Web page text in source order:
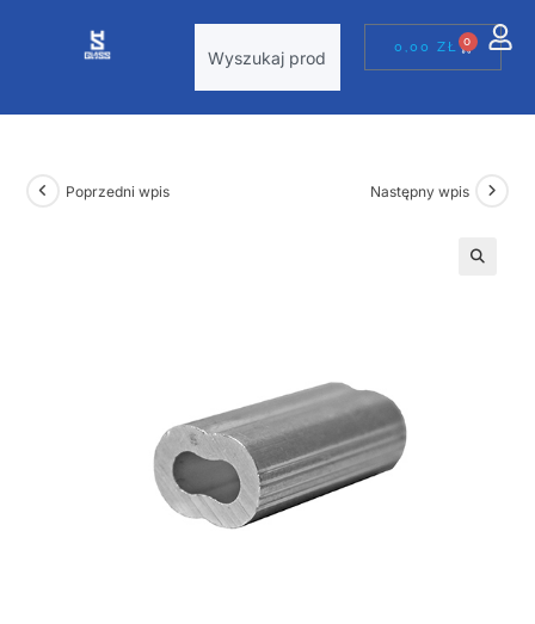
0,00ZŁ 0
Poprzedni wpis Następny wpis